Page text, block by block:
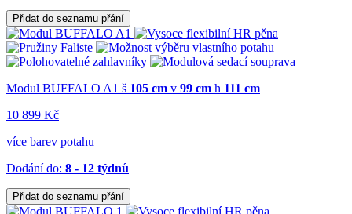
Přidat do seznamu přání
Modul BUFFALO A1 š 105 cm v 99 cm h 111 cm
10 899 Kč
více barev potahu
Dodání do: 8 - 12 týdnů
Přidat do seznamu přání